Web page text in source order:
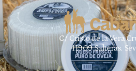
C/ Cristo de la Vera
41909 Salteras.